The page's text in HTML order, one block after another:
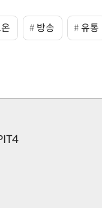
방송 유통